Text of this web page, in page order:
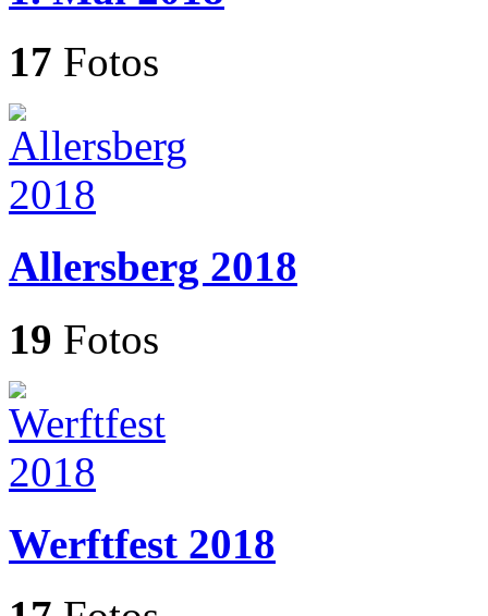
17 Fotos
Allersberg 2018
19 Fotos
Werftfest 2018